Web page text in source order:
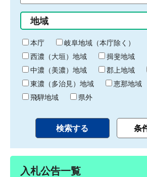
始
り
間
終
わ
り
地域
本庁
岐阜地域（本庁除く）
西濃（大垣）地域
揖斐地域
中濃（美濃）地域
郡上地域
東濃（多治見）地域
恵那地域
飛騨地域
県外
入札公告一覧